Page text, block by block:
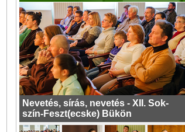
Nevetés, sírás, nevetés - XII. Sok-
szín-Feszt(ecske) Bükön